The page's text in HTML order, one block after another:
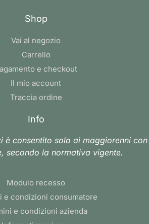
Shop
Vai al negozio
Carrello
e checkout
Il mio account
Traccia ordine
Info
è consentito solo ai maggiorenni con
secondo la normativa vigente.
Modulo recesso
e condizioni consumatore
e condizioni azienda